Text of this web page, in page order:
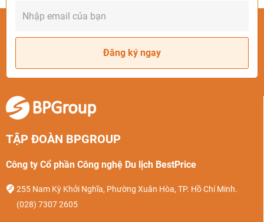
Đăng ký ngay
TẬP ĐOÀN BPGROUP
Công ty Cổ phần Công nghệ Du lịch BestPrice
255 Nam Kỳ Khởi Nghĩa, Phường Xuân Hòa, TP. Hồ Chí Minh.
(028) 7307 2605